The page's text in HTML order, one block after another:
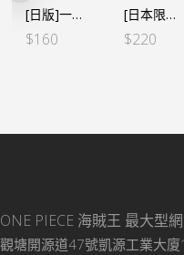
[日版]一番賞EX 龍と袂を連ねし猛者達 C賞 玻璃杯 (全8種SET)
$160
[日本限定] 海賊王 惡魔果實 房間小夜燈 – 羅 手術果實
$220
ONE PIECE 海賊王 最大型
觀塘開源道47號凱源工業大廈